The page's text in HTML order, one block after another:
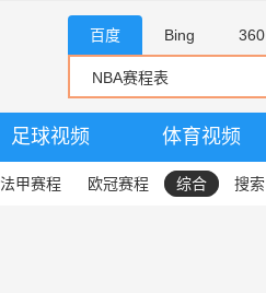
百度 Bing 360
足球视频 体育视频
法甲赛程 欧冠赛程 综合 搜索